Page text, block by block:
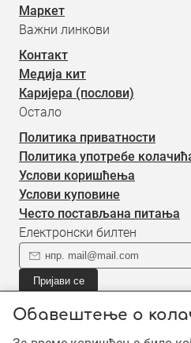
Обавештење о
Маркет
Важни линкови
Контакт
Медија кит
Каријера (послови)
Остало
Политика приватности
Политика употребе
Услови коришћења
Услови куповине
Често постављана питања
Електронски билтен
Пријави се
информације о новом садржају.